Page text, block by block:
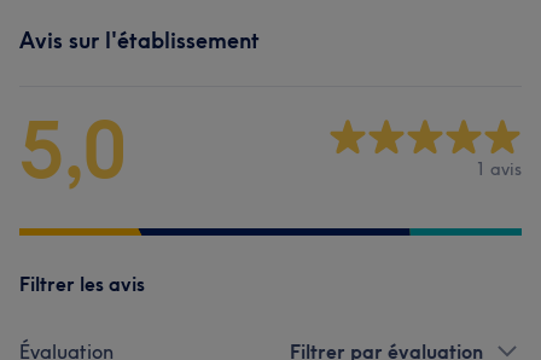
Avis sur l'établissement
5,0 1 avis
Filtrer les avis
Évaluation Filtrer par évaluation